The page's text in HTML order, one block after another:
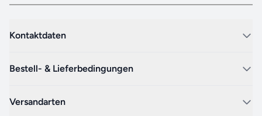
Kontaktdaten
Bestell- & Lieferbedingungen
Versandarten